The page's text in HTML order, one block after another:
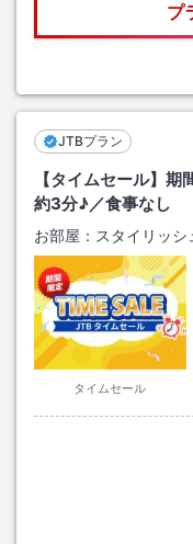
プ
JTBプラン
【タイムセール】
約3分♪／食事なし
お部屋： スタイリッ
タイムセール